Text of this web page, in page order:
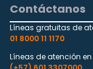
Contáctanos
Líneas gratuitas de
01 8000 11 1170
Líneas de atención